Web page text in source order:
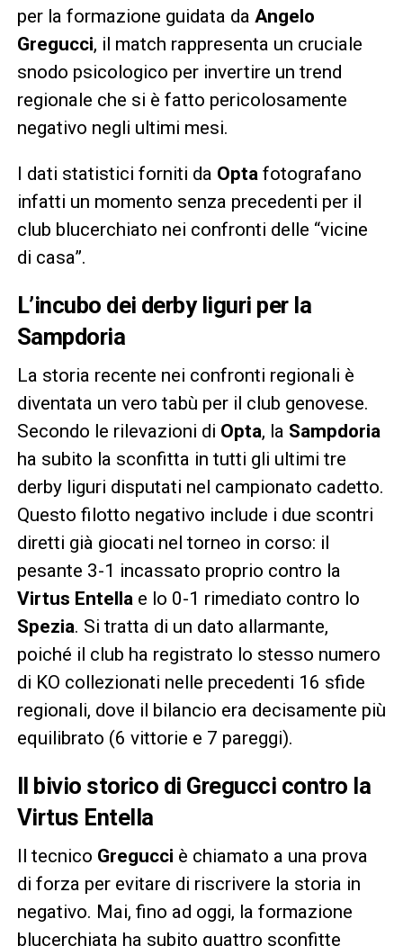
per la formazione guidata da Angelo
Gregucci, il match rappresenta un cruciale
snodo psicologico per invertire un trend
regionale che si è fatto pericolosamente
negativo negli ultimi mesi.
I dati statistici forniti da Optafotografano
infatti un momento senza precedenti per il
club blucerchiato nei confronti delle “vicine
di casa”.
L’incubo dei derby liguri per la
Sampdoria
La storia recente nei confronti regionali è
diventata un vero tabù per il club genovese.
Secondo le rilevazioni di Opta, la Sampdoria
ha subito la sconfitta in tutti gli ultimi tre
derby liguri disputati nel campionato cadetto.
Questo filotto negativo include i due scontri
diretti già giocati nel torneo in corso: il
pesante 3-1 incassato proprio contro la
Virtus Entellae lo 0-1 rimediato contro lo
Spezia. Si tratta di un dato allarmante,
poiché il club ha registrato lo stesso numero
di KO collezionati nelle precedenti 16 sfide
regionali, dove il bilancio era decisamente più
equilibrato (6 vittorie e 7 pareggi).
Il bivio storico di Gregucci contro la
Virtus Entella
Il tecnico Gregucci è chiamato a una prova
di forza per evitare di riscrivere la storia in
negativo. Mai, fino ad oggi, la formazione
blucerchiata ha subito quattro sconfitte